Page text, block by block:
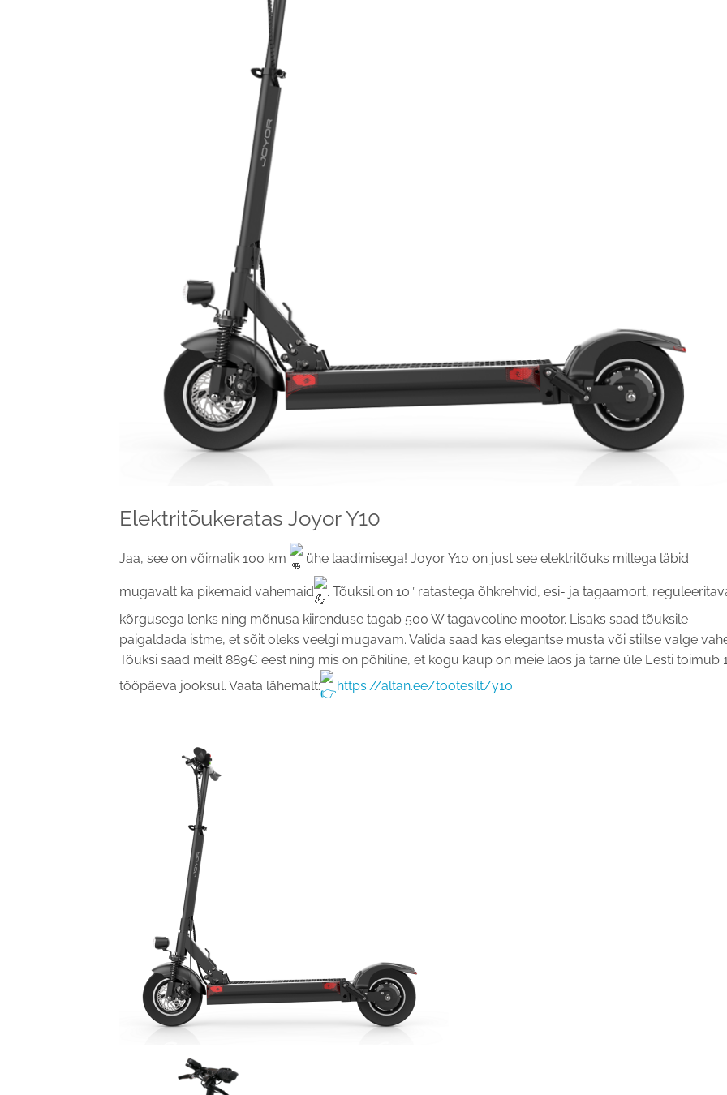
Elektritõukeratas Joyor Y10
Jaa, see on võimalik 100 km ühe laadimisega! Joyor Y10 on just see elektritõuks millega läbid
mugavalt ka pikemaid vahemaid
. Tõuksil on 10″ ratastega õhkrehvid, esi- ja tagaamort,
kõrgusega lenks ning mõnusa kiirenduse tagab 500 W tagaveoline mootor. Lisaks saad tõuksile
paigaldada istme, et sõit oleks veelgi mugavam. Valida saad kas elegantse musta või stiilse valge
Tõuksi saad meilt 889€ eest ning mis on põhiline, et kogu kaup on meie laos ja tarne üle Eesti toimub
tööpäeva jooksul. Vaata lähemalt:
https://altan.ee/tootesilt/y10